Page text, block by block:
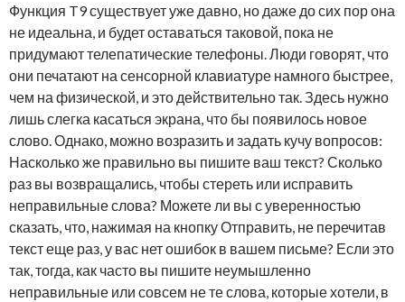
Функция T9 существует уже давно, но даже до сих пор она
не идеальна, и будет оставаться таковой, пока не
придумают телепатические телефоны. Люди говорят, что
они печатают на сенсорной клавиатуре намного быстрее,
чем на физической, и это действительно так. Здесь нужно
лишь слегка касаться экрана, что бы появилось новое
слово. Однако, можно возразить и задать кучу вопросов:
Насколько же правильно вы пишите ваш текст? Сколько
раз вы возвращались, чтобы стереть или исправить
неправильные слова? Можете ли вы с уверенностью
сказать, что, нажимая на кнопку Отправить, не перечитав
текст еще раз, у вас нет ошибок в вашем письме? Если это
так, тогда, как часто вы пишите неумышленно
неправильные или совсем не те слова, которые хотели, в